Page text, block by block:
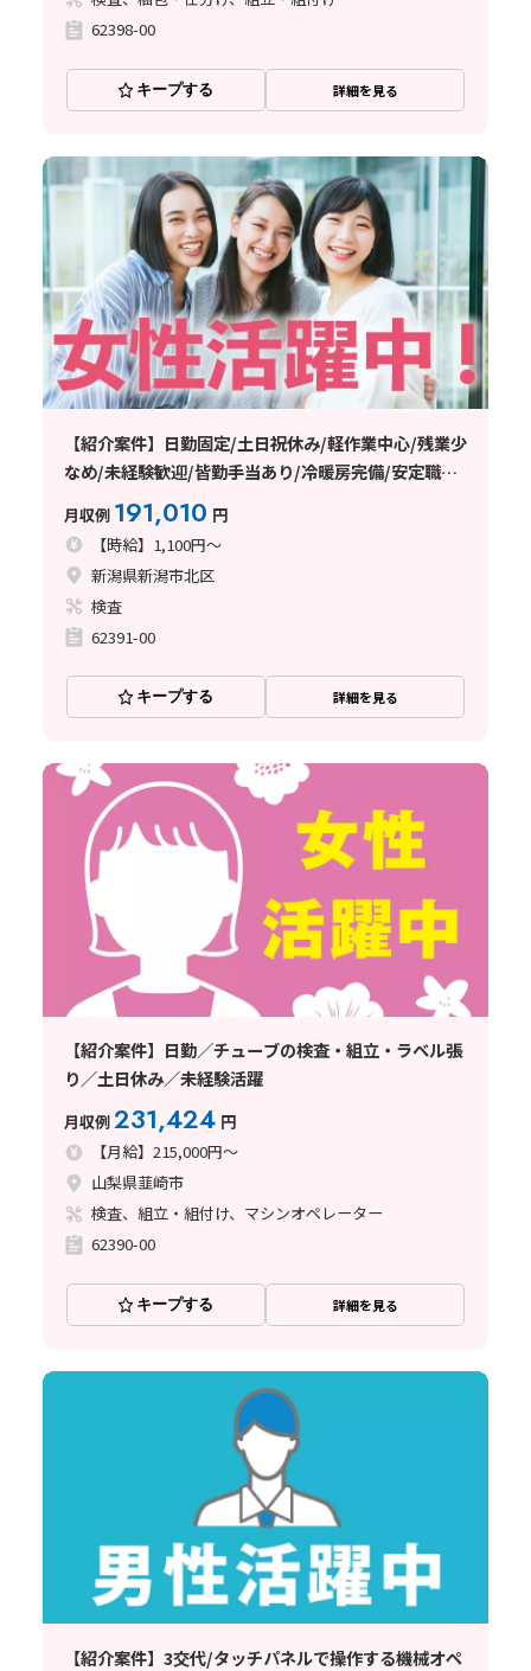
62398-00
キープする 詳細を見る
【紹介案件】日勤固定/土日祝休み/軽作業中心/残業少
なめ/未経験歓迎/皆勤手当あり/冷暖房完備/安定職場/
女性活躍中/車通勤OK/日払い・週払い制度あり
月収例 191,010 円
【時給】1,100円～
新潟県新潟市北区
検査
62391-00
キープする 詳細を見る
【紹介案件】日勤／チューブの検査・組立・ラベル張
り／土日休み／未経験活躍
月収例231,424 円
【月給】215,000円～
山梨県韮崎市
検査、組立・組付け、マシンオペレーター
62390-00
キープする 詳細を見る
【紹介案件】3交代/タッチパネルで操作する機械オペ